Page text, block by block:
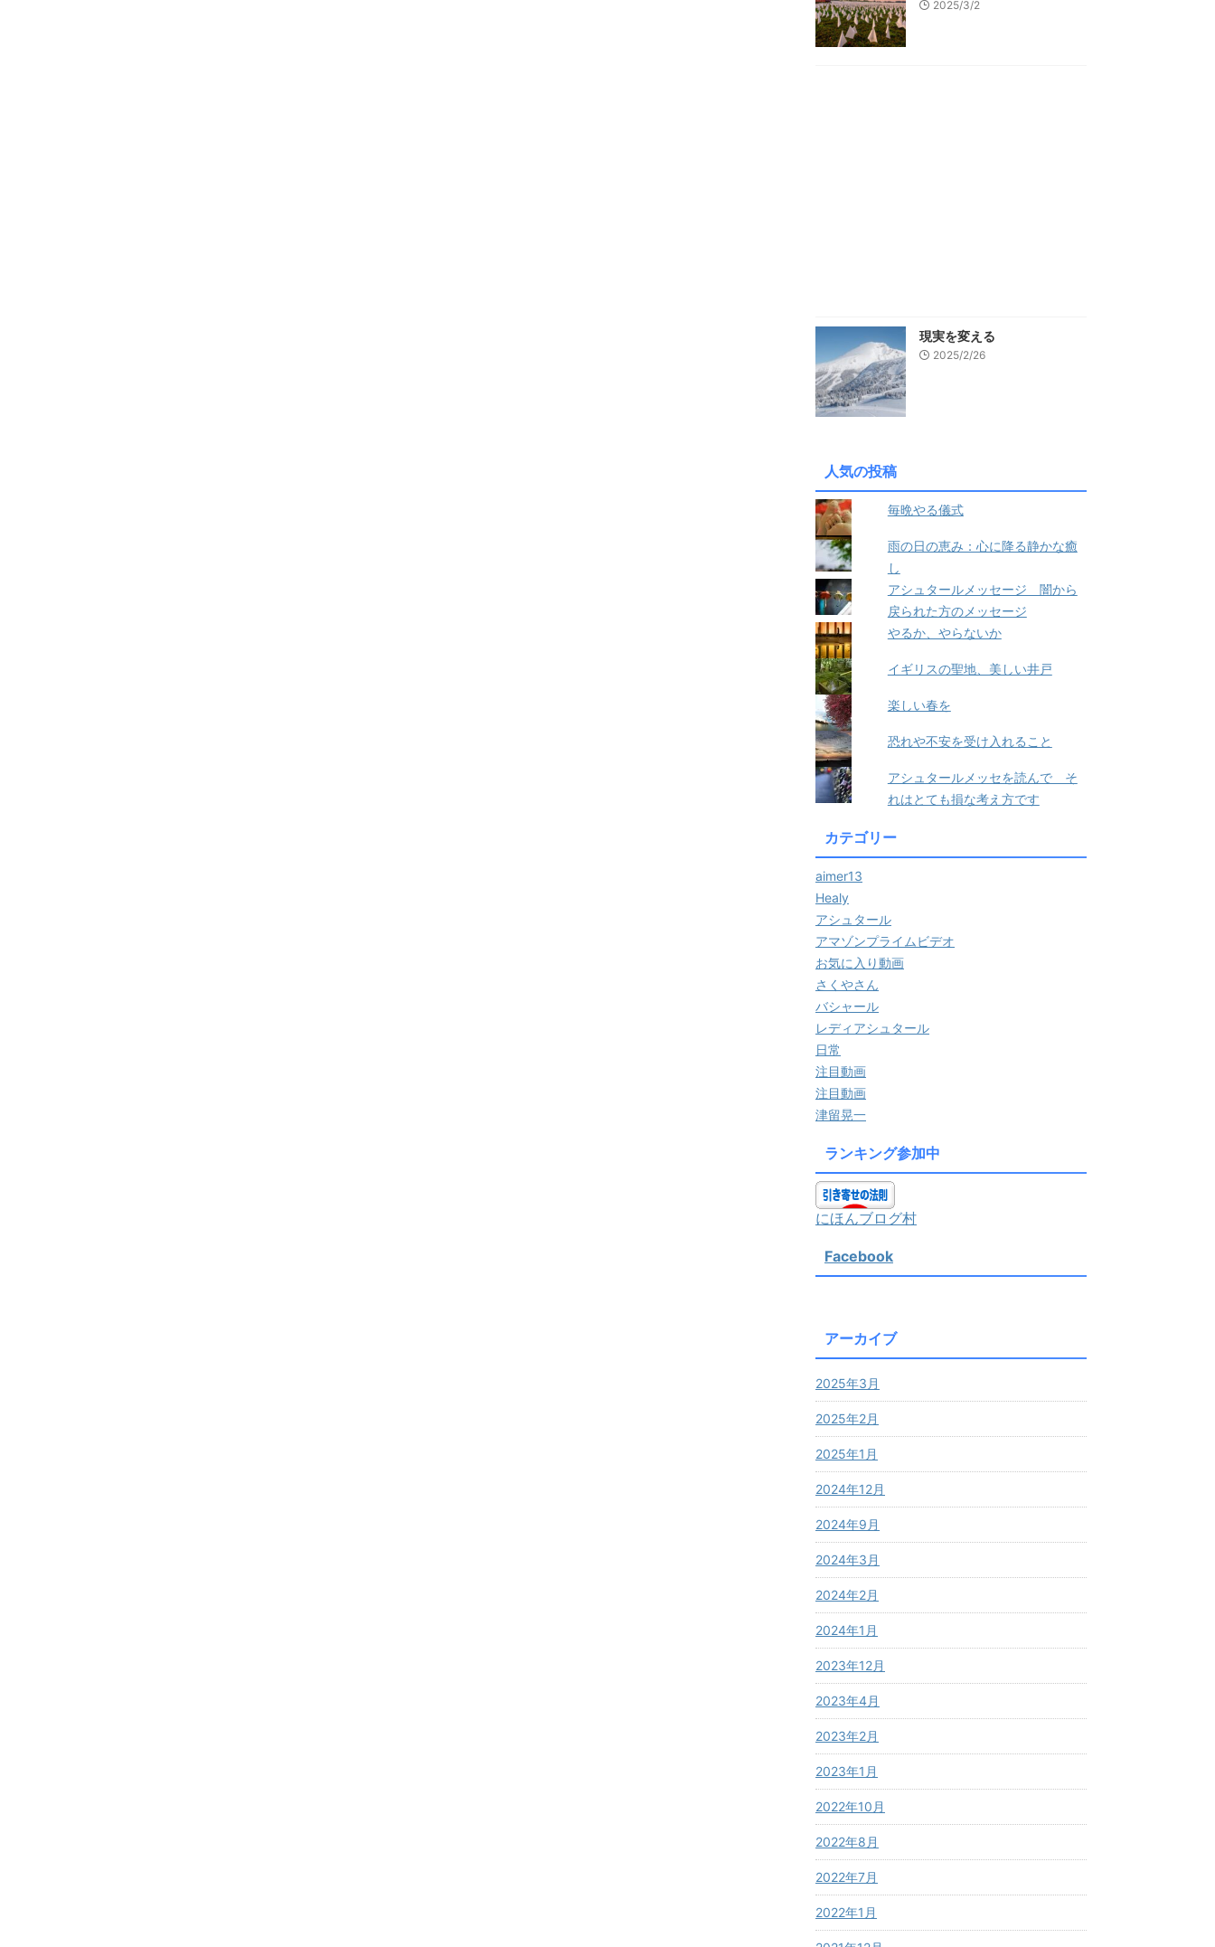
2025/3/2
現実を変える
2025/2/26
人気の投稿
毎晩やる儀式
雨の日の恵み：心に降る静かな癒
し
アシュタールメッセージ 闇から
戻られた方のメッセージ
やるか、やらないか
イギリスの聖地、美しい井戸
楽しい春を
恐れや不安を受け入れること
アシュタールメッセを読んで そ
れはとても損な考え方です
カテゴリー
aimer13
Healy
アシュタール
アマゾンプライムビデオ
お気に入り動画
さくやさん
バシャール
レディアシュタール
日常
注目動画
注目動画
津留晃一
ランキング参加中
にほんブログ村
Facebook
アーカイブ
2025年3月
2025年2月
2025年1月
2024年12月
2024年9月
2024年3月
2024年2月
2024年1月
2023年12月
2023年4月
2023年2月
2023年1月
2022年10月
2022年8月
2022年7月
2022年1月